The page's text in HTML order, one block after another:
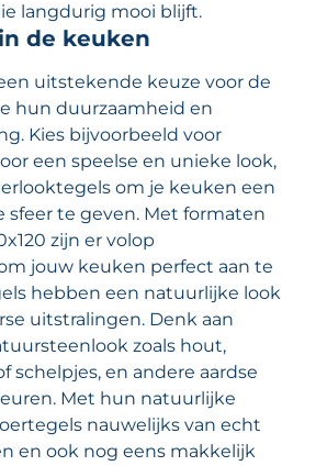
langdurig mooi blijft.
de keuken
uitstekende keuze voor de
hun duurzaamheid en
Kies bijvoorbeeld voor
een speelse en unieke look,
om je keuken een
sfeer te geven. Met formaten
zijn er volop
jouw keuken perfect aan te
hebben een natuurlijke look
uitstralingen. Denk aan
zoals hout,
schelpjes, en andere aardse
Met hun natuurlijke
nauwelijks van echt
en ook nog eens makkelijk